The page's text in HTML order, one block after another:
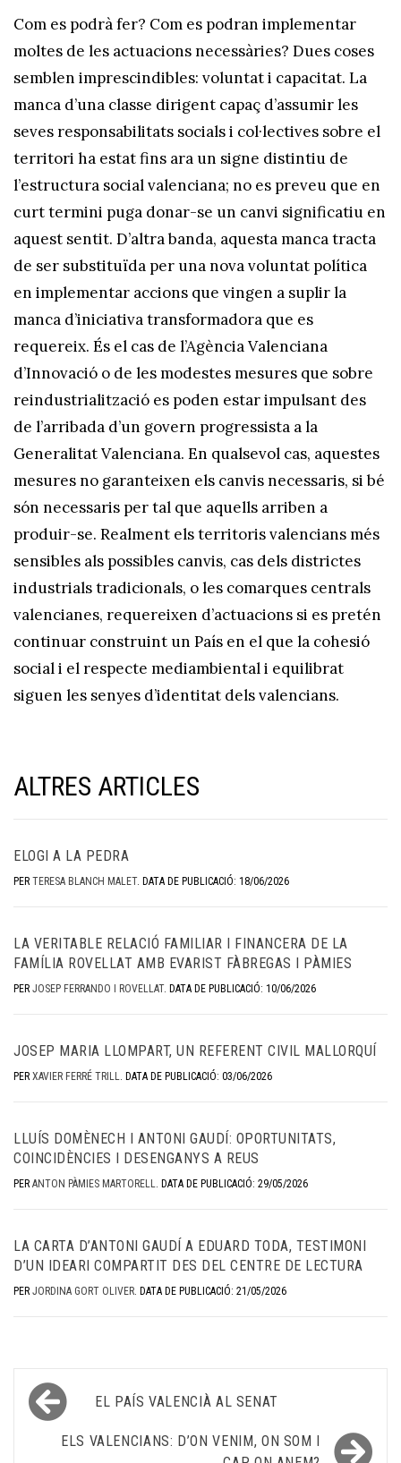
Com es podrà fer? Com es podran implementar
moltes de les actuacions necessàries? Dues coses
semblen imprescindibles: voluntat i capacitat. La
manca d’una classe dirigent capaç d’assumir les
seves responsabilitats socials i col·lectives sobre el
territori ha estat fins ara un signe distintiu de
l’estructura social valenciana; no es preveu que en
curt termini puga donar-se un canvi significatiu en
aquest sentit. D’altra banda, aquesta manca tracta
de ser substituïda per una nova voluntat política
en implementar accions que vingen a suplir la
manca d’iniciativa transformadora que es
requereix. És el cas de l’Agència Valenciana
d’Innovació o de les modestes mesures que sobre
reindustrialització es poden estar impulsant des
de l’arribada d’un govern progressista a la
Generalitat Valenciana. En qualsevol cas, aquestes
mesures no garanteixen els canvis necessaris, si bé
són necessaris per tal que aquells arriben a
produir-se. Realment els territoris valencians més
sensibles als possibles canvis, cas dels districtes
industrials tradicionals, o les comarques centrals
valencianes, requereixen d’actuacions si es pretén
continuar construint un País en el que la cohesió
social i el respecte mediambiental i equilibrat
siguen les senyes d’identitat dels valencians.
ALTRES ARTICLES
ELOGI A LA PEDRA
PER TERESA BLANCH MALET. DATA DE PUBLICACIÓ: 18/06/2026
LA VERITABLE RELACIÓ FAMILIAR I FINANCERA DE LA
FAMÍLIA ROVELLAT AMB EVARIST FÀBREGAS I PÀMIES
PER JOSEP FERRANDO I ROVELLAT. DATA DE PUBLICACIÓ: 10/06/2026
JOSEP MARIA LLOMPART, UN REFERENT CIVIL MALLORQUÍ
PER XAVIER FERRÉ TRILL. DATA DE PUBLICACIÓ: 03/06/2026
LLUÍS DOMÈNECH I ANTONI GAUDÍ: OPORTUNITATS,
COINCIDÈNCIES I DESENGANYS A REUS
PER ANTON PÀMIES MARTORELL. DATA DE PUBLICACIÓ: 29/05/2026
LA CARTA D’ANTONI GAUDÍ A EDUARD TODA, TESTIMONI
D’UN IDEARI COMPARTIT DES DEL CENTRE DE LECTURA
PER JORDINA GORT OLIVER. DATA DE PUBLICACIÓ: 21/05/2026
Navegació
d'entrades
EL PAÍS VALENCIÀ AL SENAT
ELS VALENCIANS: D’ON VENIM, ON SOM I